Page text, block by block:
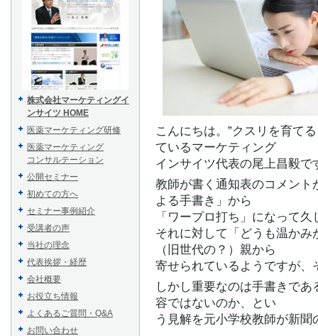
株式会社マーケティングイ
ンサイツ HOME
医薬マーケティング研修
医薬マーケティング
コンサルテーション
公開セミナー
初めての方へ
セミナー事例紹介
受講者の声
当社の理念
代表挨拶・経歴
会社概要
お役立ち情報
よくあるご質問・Q&A
お問い合わせ
こんにちは。”クスリを育て
ているマーケティング
インサイツ代表の尾上昌毅で
教師が書く通知表のコメン
よる手書き」から
「ワープロ打ち」になって
それに対して「どうも温か
（旧世代の？）親から
寄せられているようですが
しかし重要なのは手書きで
容ではないのか、とい
う見解を元小学校教師が新